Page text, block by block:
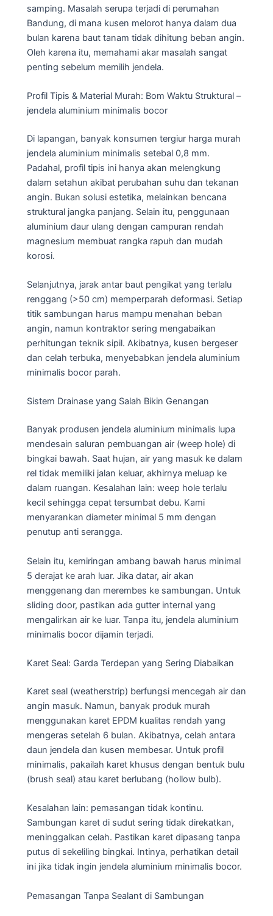
samping. Masalah serupa terjadi di perumahan
Bandung, di mana kusen melorot hanya dalam dua
bulan karena baut tanam tidak dihitung beban angin.
Oleh karena itu, memahami akar masalah sangat
penting sebelum memilih jendela.
Profil Tipis & Material Murah: Bom Waktu Struktural –
jendela aluminium minimalis bocor
Di lapangan, banyak konsumen tergiur harga murah
jendela aluminium minimalis setebal 0,8 mm.
Padahal, profil tipis ini hanya akan melengkung
dalam setahun akibat perubahan suhu dan tekanan
angin. Bukan solusi estetika, melainkan bencana
struktural jangka panjang. Selain itu, penggunaan
aluminium daur ulang dengan campuran rendah
magnesium membuat rangka rapuh dan mudah
korosi.
Selanjutnya, jarak antar baut pengikat yang terlalu
renggang (>50 cm) memperparah deformasi. Setiap
titik sambungan harus mampu menahan beban
angin, namun kontraktor sering mengabaikan
perhitungan teknik sipil. Akibatnya, kusen bergeser
dan celah terbuka, menyebabkan jendela aluminium
minimalis bocor parah.
Sistem Drainase yang Salah Bikin Genangan
Banyak produsen jendela aluminium minimalis lupa
mendesain saluran pembuangan air (weep hole) di
bingkai bawah. Saat hujan, air yang masuk ke dalam
rel tidak memiliki jalan keluar, akhirnya meluap ke
dalam ruangan. Kesalahan lain: weep hole terlalu
kecil sehingga cepat tersumbat debu. Kami
menyarankan diameter minimal 5 mm dengan
penutup anti serangga.
Selain itu, kemiringan ambang bawah harus minimal
5 derajat ke arah luar. Jika datar, air akan
menggenang dan merembes ke sambungan. Untuk
sliding door, pastikan ada gutter internal yang
mengalirkan air ke luar. Tanpa itu, jendela aluminium
minimalis bocor dijamin terjadi.
Karet Seal: Garda Terdepan yang Sering Diabaikan
Karet seal (weatherstrip) berfungsi mencegah air dan
angin masuk. Namun, banyak produk murah
menggunakan karet EPDM kualitas rendah yang
mengeras setelah 6 bulan. Akibatnya, celah antara
daun jendela dan kusen membesar. Untuk profil
minimalis, pakailah karet khusus dengan bentuk bulu
(brush seal) atau karet berlubang (hollow bulb).
Kesalahan lain: pemasangan tidak kontinu.
Sambungan karet di sudut sering tidak direkatkan,
meninggalkan celah. Pastikan karet dipasang tanpa
putus di sekeliling bingkai. Intinya, perhatikan detail
ini jika tidak ingin jendela aluminium minimalis bocor.
Pemasangan Tanpa Sealant di Sambungan